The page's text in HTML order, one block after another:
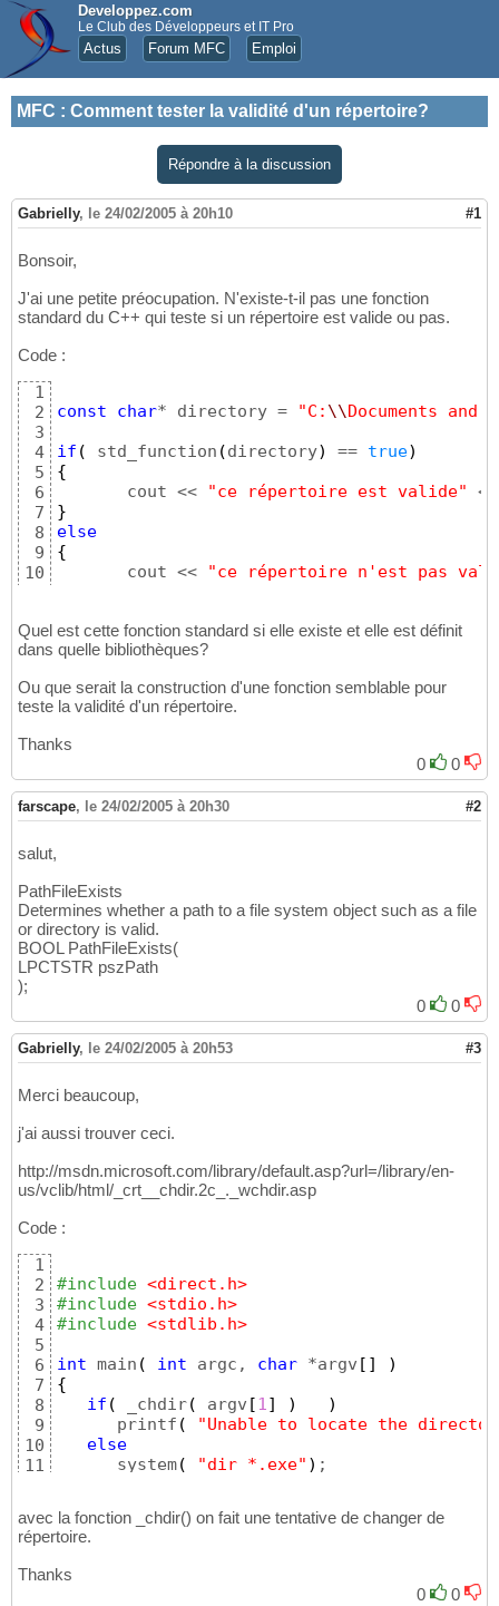
Developpez.com
Le Club des Développeurs et IT Pro
Actus Forum MFC Emploi
MFC : Comment tester la validité d'un répertoire?
Répondre à la discussion
Gabrielly, le 24/02/2005 à 20h10 #1
Bonsoir,
J'ai une petite préocupation. N'existe-t-il pas une fonction
standard du C++ qui teste si un répertoire est valide ou pas.
Code :
1
2
3
4
5
6
7
8
9
10
const char* directory = "C: \\Documents and
if ( std_function (directory) == true)
{
       cout <<
"ce répertoire est valide"
}
else
{
       cout <<
"ce répertoire n'est pas
Quel est cette fonction standard si elle existe et elle est définit
dans quelle bibliothèques?
Ou que serait la construction d'une fonction semblable pour
teste la validité d'un répertoire.
Thanks
0
0
farscape, le 24/02/2005 à 20h30 #2
salut,
PathFileExists
Determines whether a path to a file system object such as a file
or directory is valid.
BOOL PathFileExists(
LPCTSTR pszPath
);
0
0
Gabrielly, le 24/02/2005 à 20h53 #3
Merci beaucoup,
j'ai aussi trouver ceci.
http://msdn.microsoft.com/library/default.asp?url=/library/en-
us/vclib/html/_crt__chdir.2c_._wchdir.asp
Code :
1
2
3
4
5
6
7
8
9
10
11
#include <direct.h>
#include <stdio.h>
#include <stdlib.h>
int main ( int argc, char *argv [ ]
)
{
if ( _chdir( argv [1] )
)
      printf
(
"Unable to locate the
else
      system
( "dir *.exe" )
avec la fonction _chdir() on fait une tentative de changer de
répertoire.
Thanks
0
0